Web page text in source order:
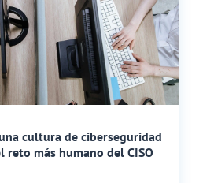
cultura de ciberseguridad
reto más humano del CISO